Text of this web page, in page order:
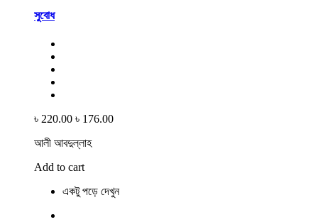
সুবোধ
৳ 220.00 ৳ 176.00
আলী আবদুল্লাহ
Add to cart
একটু পড়ে দেখুন